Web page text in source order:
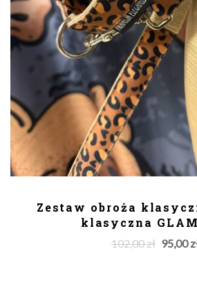
Zestaw obroża
klasyczna
102,00zł 95,00